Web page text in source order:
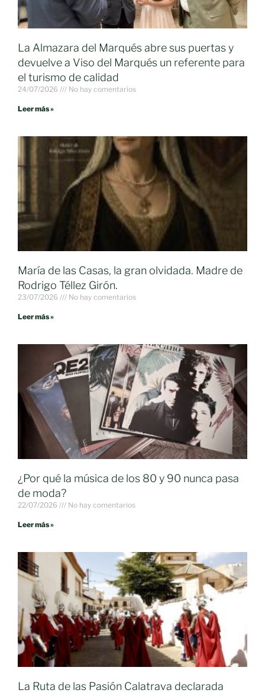
La Almazara del Marqués abre sus puertas y
devuelve a Viso del Marqués un referente para
el turismo de calidad
24/07/2026 No hay comentarios
Leer más »
María de las Casas, la gran olvidada. Madre de
Rodrigo Téllez Girón.
23/07/2026 No hay comentarios
Leer más »
¿Por qué la música de los 80 y 90 nunca pasa
de moda?
22/07/2026 No hay comentarios
Leer más »
La Ruta de las Pasión Calatrava declarada